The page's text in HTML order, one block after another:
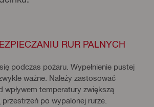
RUR PALNYCH
podczas pożaru. Wypełnienie pustej
ważne. Należy zastosować
wpływem temperatury zwiększą
po wypalonej rurze.